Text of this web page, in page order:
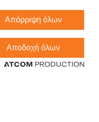
Απόρριψη όλων
Αποδοχή όλων